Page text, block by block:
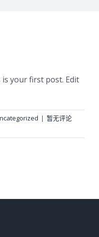
is your first post. Edit
| 暂无评论